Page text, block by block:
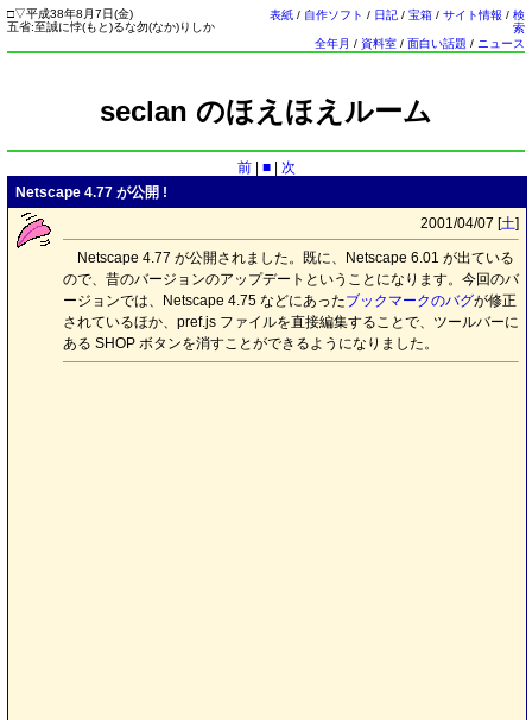
□▽平成38年8月7日(金)
五省:至誠に悖(もと)るな勿(なか)りしか
表紙 / 自作ソフト / 日記 / 宝箱 / サイト情報 / 検
索
全年月 / 資料室 / 面白い話題 / ニュース
seclan のほえほえルーム
前| ■|
次
Netscape 4.77 が公開 !
2001/04/07 [土]
Netscape 4.77 が公開されました。既に、Netscape 6.01 が出ている
ので、昔のバージョンのアップデートということになります。今回のバ
ージョンでは、Netscape 4.75 などにあったブックマークのバグが修正
されているほか、pref.js ファイルを直接編集することで、ツールバーに
ある SHOP ボタンを消すことができるようになりました。